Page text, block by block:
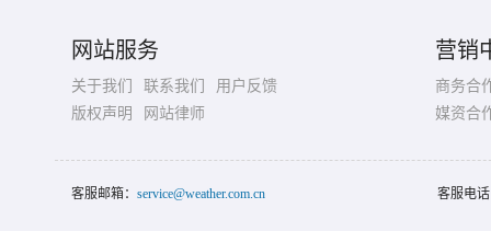
网站服务
关于我们 联系我们
用户反馈
版权声明
网站律师
营销
商务合
媒资合
客服邮箱： service@weather.com.cn 客服电